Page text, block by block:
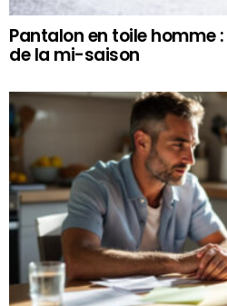
Pantalon en toile homme
de la mi-saison